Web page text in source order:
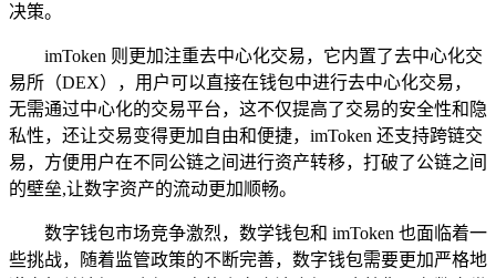
决策。
imToken 则更加注重去中心化交易，它内置了去中心化交
易所（DEX），用户可以直接在钱包中进行去中心化交易，
无需通过中心化的交易平台，这不仅提高了交易的安全性和隐
私性，还让交易变得更加自由和便捷，imToken 还支持跨链交
易，方便用户在不同公链之间进行资产转移，打破了公链之间
的壁垒,让数字资产的流动更加顺畅。
数字钱包市场竞争激烈，数学钱包和 imToken 也面临着一
些挑战，随着监管政策的不断完善，数字钱包需要更加严格地